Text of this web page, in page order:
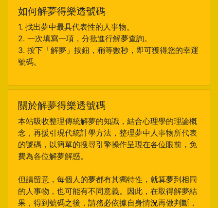
如何解夢得樂透號碼
1. 找出夢中最具代表性的人事物。
2. 一次填寫一項，分批進行解夢查詢。
3. 按下「解夢」按鈕，稍等數秒，即可獲得您的幸運
號碼。
關於解夢得樂透號碼
本站吸收整理傳統解夢的知識，結合心理學的理論概
念，再援引現代統計學方法，整理夢中人事物所代表
的號碼，以簡單的搜尋引擎操作呈現在各位眼前，免
費為各位解夢解惑。
但請留意，每個人的夢都有其獨特性，就算夢到相同
的人事物，也可能有不同意義。因此，在取得解夢結
果，得到號碼之後，請務必依據自身情況再做判斷，